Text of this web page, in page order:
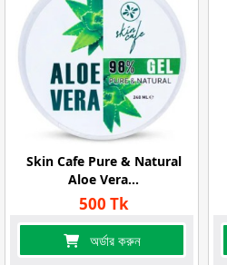
Skin Cafe Pure & Natural
Aloe Vera...
500 Tk
অর্ডার করুন